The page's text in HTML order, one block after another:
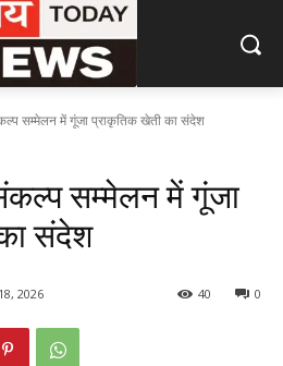
सम्मेलन में गूंजा प्राकृतिक खेती का संदेश
सम्मेलन में गूंजा
संदेश
2026 0
40